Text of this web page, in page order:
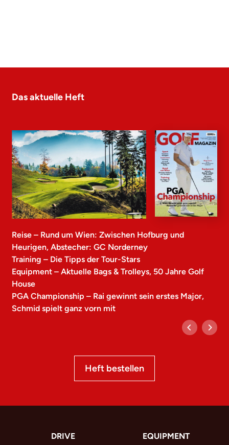
Das aktuelle Heft
Reise – Rund um Wien: Zwischen Hofburg und
Heurigen, Abstecher: GC Norderney
Training – Die Tipps der Tour-Stars
Equipment – Aktuelle Bags & Trolleys, 50 Jahre Golf
House
PGA Championship – Rai gewinnt sein erstes Major,
Schmid spielt ganz vorn mit
Heft bestellen
DRIVE EQUIPMENT